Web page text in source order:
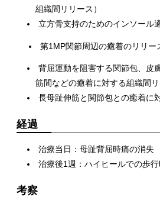
組織間リリース）
立方骨支持のためのインソール
第1MP関節周辺の癒着のリリー
背屈運動を阻害する関節包、皮
筋間などの癒着に対する組織間
長母趾伸筋と関節包との癒着に
経過
治療当日：母趾背屈時痛の消失
治療後1週：ハイヒールでの歩
考察